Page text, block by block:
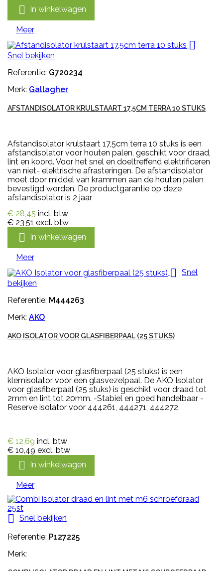
 In winkelwagen
Meer

Snel bekijken
Referentie: G720234
Merk: Gallagher
AFSTANDISOLATOR KRULSTAART 17,5CM TERRA 10 STUKS
Afstandisolator krulstaart 17,5cm terra 10 stuks is een
afstandisolator voor houten palen, geschikt voor draad,
lint en koord. Voor het snel en doeltreffend elektrificeren
van niet- elektrische afrasteringen. De afstandisolator
moet door middel van krammen aan de houten palen
bevestigd worden. De productgarantie op deze
afstandisolator is 2 jaar
€ 28,45 incl. btw
€ 23,51 excl. btw
 In winkelwagen
Meer
 Snel
bekijken
Referentie: M444263
Merk: AKO
AKO ISOLATOR VOOR GLASFIBERPAAL (25 STUKS)
AKO Isolator voor glasfiberpaal (25 stuks) is een
klemisolator voor een glasvezelpaal. De AKO Isolator
voor glasfiberpaal (25 stuks) is geschikt voor draad tot
2mm en lint tot 20mm. -Stabiel en goed handelbaar -
Reserve isolator voor 444261, 444271, 444272
€ 12,69 incl. btw
€ 10,49 excl. btw
 In winkelwagen
Meer
 Snel bekijken
Referentie: P127225
Merk: